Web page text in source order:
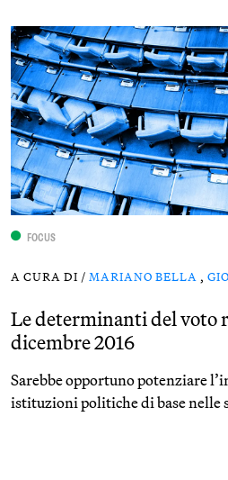
FOCUS
A CURA DI / MARIANO BELLA ,
Le determinanti del voto
dicembre 2016
Sarebbe opportuno potenziare
istituzioni politiche di base nelle